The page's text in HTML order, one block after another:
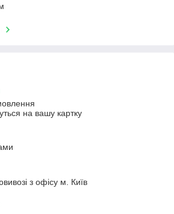
на вашу картку
з офісу м. Київ